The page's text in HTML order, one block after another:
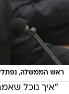
ראש הממשלה,
"איך נוכל